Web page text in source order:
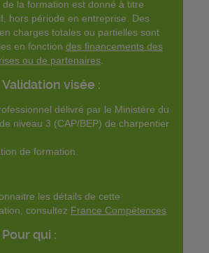
de la formation est donné à titre
hors période en entreprise. Des
charges totales ou partielles sont
en fonction des financements des
ou de partenaires
Validation visée :
délivré par le Ministère du
niveau 3 (CAP/BEP) de charpentier
de formation.
les détails de cette
consultez France Compétences
Pour qui :